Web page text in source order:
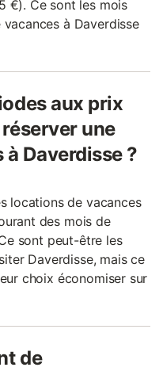
€). Ce sont les mois
à Daverdisse
aux prix
une
Daverdisse ?
locations de vacances
des mois de
sont peut-être les
Daverdisse, mais ce
choix économiser sur
de